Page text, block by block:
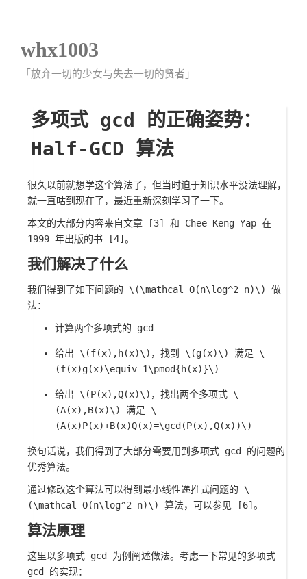
whx1003
「放弃一切的少女与失去一切的贤者」
多项式 gcd 的正确姿势：
Half-GCD 算法
很久以前就想学这个算法了，但当时迫于知识水平没法理解，
就一直咕到现在了，最近重新深刻学习了一下。
本文的大部分内容来自文章 [3] 和 Chee Keng Yap 在
1999 年出版的书 [4]。
我们解决了什么
我们得到了如下问题的 \(\mathcal O(n\log^2 n)\)
做
法：
计算两个多项式的 gcd
给出 \(f(x),h(x)\) ，找到 \(g(x)\) 满足 \
(f(x)g(x)\equiv 1\pmod{h(x)}\)
给出 \(P(x),Q(x)\) ，找出两个多项式 \
(A(x),B(x)\)
满足 \
(A(x)P(x)+B(x)Q(x)=\gcd(P(x),Q(x))\)
换句话说，我们得到了大部分需要用到多项式 gcd 的问题的
优秀算法。
通过修改这个算法可以得到最小线性递推式问题的 \
(\mathcal O(n\log^2 n)\)
算法，可以参见 [6]。
算法原理
这里以多项式 gcd 为例阐述做法。考虑一下常见的多项式
gcd 的实现：